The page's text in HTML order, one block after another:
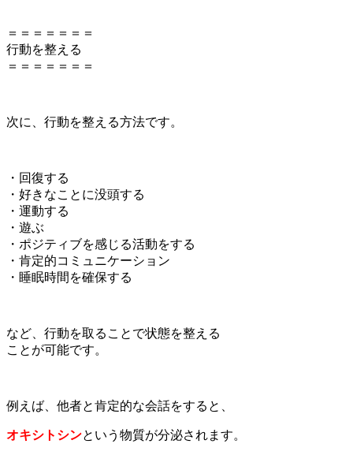
＝＝＝＝＝＝＝
行動を整える
＝＝＝＝＝＝＝
次に、行動を整える方法です。
・回復する
・好きなことに没頭する
・運動する
・遊ぶ
・ポジティブを感じる活動をする
・肯定的コミュニケーション
・睡眠時間を確保する
など、行動を取ることで状態を整える
ことが可能です。
例えば、他者と肯定的な会話をすると、
オキシトシンという物質が分泌されます。